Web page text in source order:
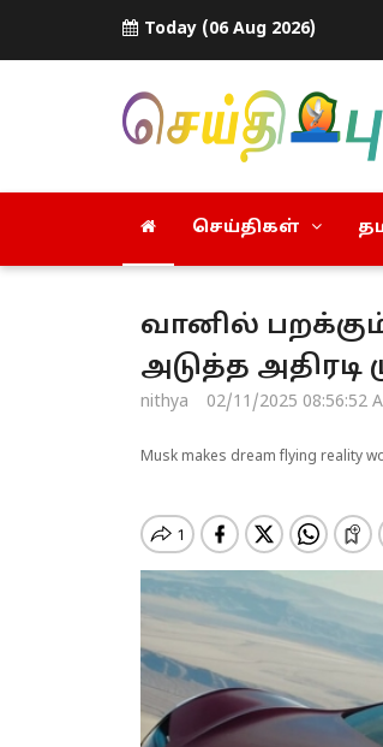
Today (06 Aug 2026)
செய்திகள்
வானில்
அடுத்த அதிரடி
nithya 02/11/2025 08:56:52
Musk makes dream flying reality